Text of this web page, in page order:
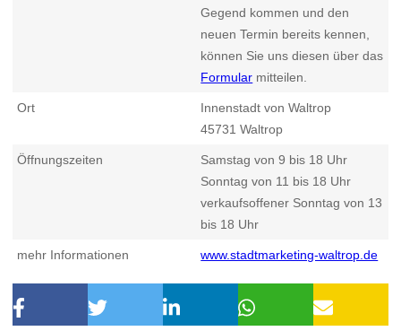
Gegend kommen und den
neuen Termin bereits kennen,
können Sie uns diesen über das
Formular mitteilen.
Ort
Innenstadt von Waltrop
45731 Waltrop
Öffnungszeiten
Samstag von 9 bis 18 Uhr
Sonntag von 11 bis 18 Uhr
verkaufsoffener Sonntag von 13
bis 18 Uhr
mehr Informationen www.stadtmarketing-waltrop.de